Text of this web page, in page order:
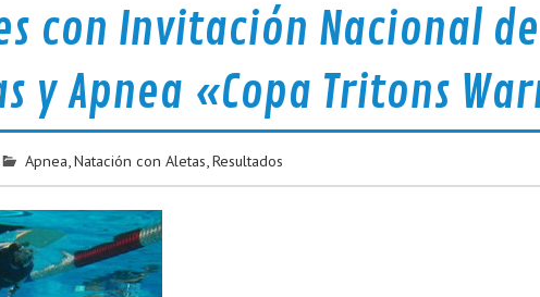
con Invitación Nacional
y Apnea «Copa Tritons
Apnea ,Natación con Aletas ,Resultados